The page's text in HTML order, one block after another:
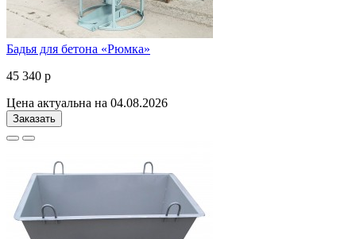
Бадья для бетона «Рюмка»
45 340 р
Цена актуальна на 04.08.2026
Заказать